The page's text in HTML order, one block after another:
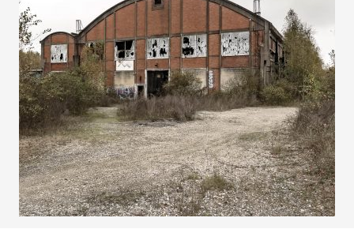
20 OCTOBRE 2024